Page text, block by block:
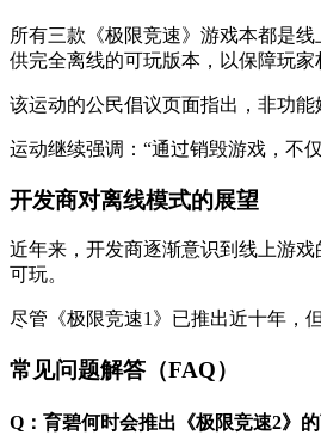
所有三款《极限竞速》游戏本都是线
供完全离线的可玩版本，以保障玩家
该运动的公民倡议页面指出，非功
运动继续强调：“通过销毁游戏，不
开发商对离线模式的展望
近年来，开发商逐渐意识到线上游戏
可玩。
尽管《极限竞速1》已推出近十年，
常见问题解答（FAQ）
Q：育碧何时会推出《极限竞速2》